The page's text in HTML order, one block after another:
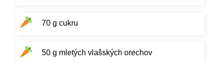
70 g cukru
50 g mletých vlašských orechov